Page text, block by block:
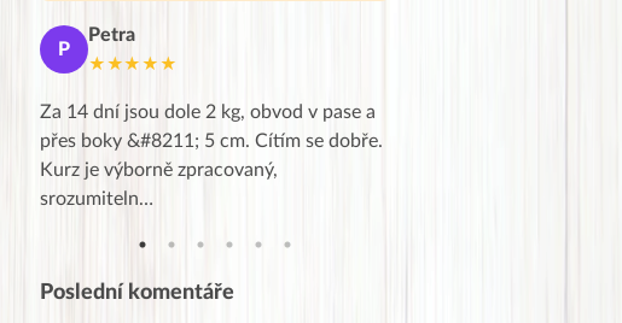
P
Petra
★★★★★
Za 14 dní jsou dole 2 kg, obvod v pase a
přes boky &#8211; 5 cm. Cítím se dobře.
Kurz je výborně zpracovaný,
srozumiteln…
Poslední komentáře